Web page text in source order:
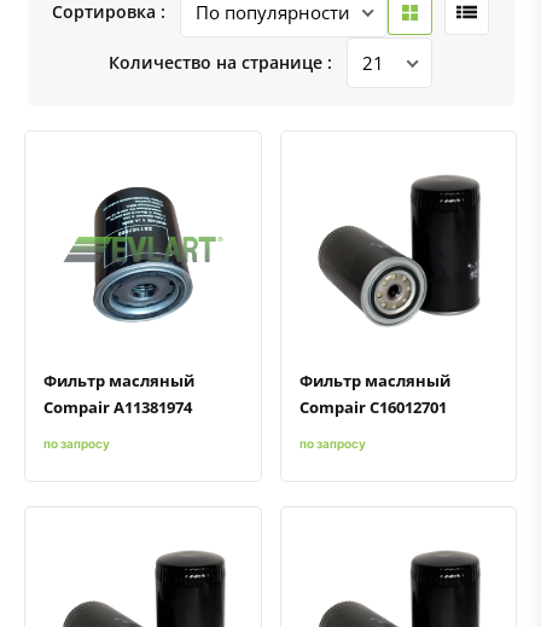
Сортировка :
Количество на странице :
Быстрый просмотрДобавить к сравнению
Добавить в избранное
Фильтр масляный
Compair A11381974
по запросу
Быстрый просмотрДобавить к сравнению
Добавить в избранное
Фильтр масляный
Compair C16012701
по запросу